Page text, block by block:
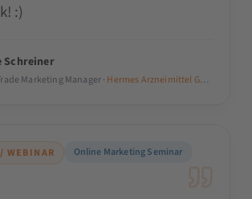
:)
Schreiner
Junior Trade Marketing Manager · Hermes Arzneimittel GmbH
WEBINAR Online Marketing Seminar